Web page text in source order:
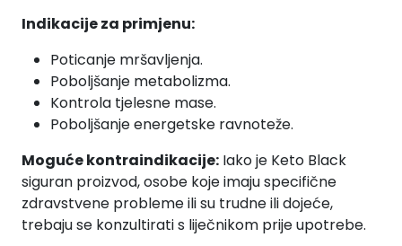
Indikacije za primjenu:
Poticanje mršavljenja.
Poboljšanje metabolizma.
Kontrola tjelesne mase.
Poboljšanje energetske ravnoteže.
Moguće kontraindikacije: Iako je Keto Black
siguran proizvod, osobe koje imaju specifične
zdravstvene probleme ili su trudne ili dojeće,
trebaju se konzultirati s liječnikom prije upotrebe.